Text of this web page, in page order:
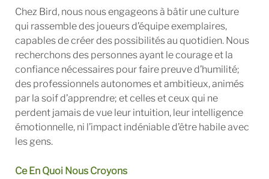
Chez Bird, nous nous engageons à bâtir une culture
qui rassemble des joueurs d’équipe exemplaires,
capables de créer des possibilités au quotidien. Nous
recherchons des personnes ayant le courage et la
confiance nécessaires pour faire preuve d’humilité;
des professionnels autonomes et ambitieux, animés
par la soif d’apprendre; et celles et ceux qui ne
perdent jamais de vue leur intuition, leur intelligence
émotionnelle, ni l’impact indéniable d’être habile avec
les gens.
Ce En Quoi Nous Croyons